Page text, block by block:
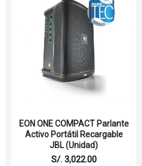
EON ONE COMPACT Parlante
Activo Portátil Recargable
JBL (Unidad)
S/. 3,022.00